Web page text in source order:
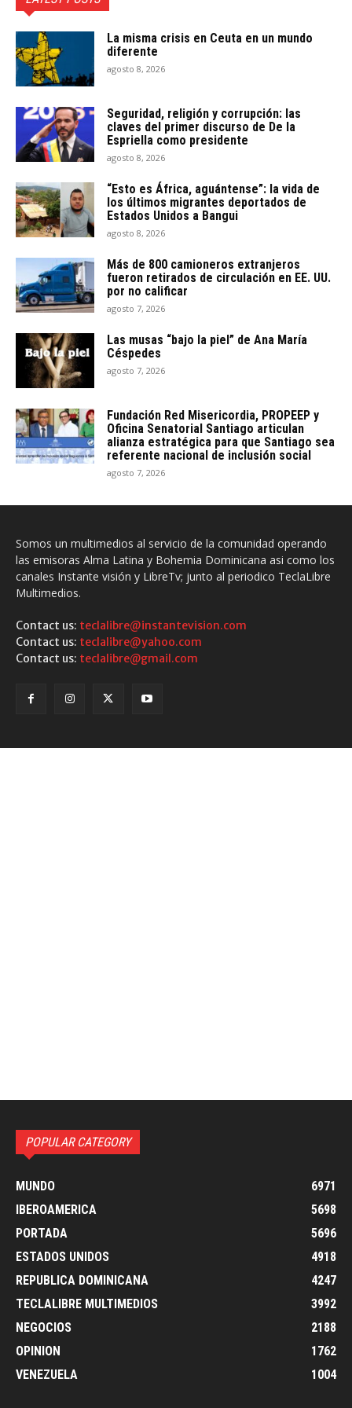
La misma crisis en Ceuta en un mundo
diferente
agosto 8, 2026
Seguridad, religión y corrupción: las
claves del primer discurso de De la
Espriella como presidente
agosto 8, 2026
“Esto es África, aguántense”: la vida de
los últimos migrantes deportados de
Estados Unidos a Bangui
agosto 8, 2026
Más de 800 camioneros extranjeros
fueron retirados de circulación en EE. UU.
por no calificar
agosto 7, 2026
Las musas “bajo la piel” de Ana María
Céspedes
agosto 7, 2026
Fundación Red Misericordia, PROPEEP y
Oficina Senatorial Santiago articulan
alianza estratégica para que Santiago sea
referente nacional de inclusión social
agosto 7, 2026
Somos un multimedios al servicio de la comunidad operando
las emisoras Alma Latina y Bohemia Dominicana asi como los
canales Instante visión y LibreTv; junto al periodico TeclaLibre
Multimedios.
Contact us: teclalibre@instantevision.com
Contact us: teclalibre@yahoo.com
Contact us: teclalibre@gmail.com
POPULAR CATEGORY
MUNDO
6971
IBEROAMERICA
5698
PORTADA
5696
ESTADOS UNIDOS
4918
REPUBLICA DOMINICANA
4247
TECLALIBRE MULTIMEDIOS
3992
NEGOCIOS
2188
OPINION
1762
VENEZUELA
1004